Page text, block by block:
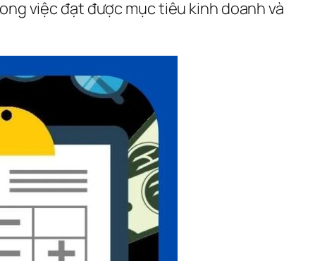
việc đạt được mục tiêu kinh doanh và